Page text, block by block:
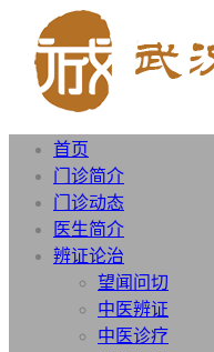
首页
门诊简介
门诊动态
医生简介
辨证论治
望闻问切
中医辨证
中医诊疗